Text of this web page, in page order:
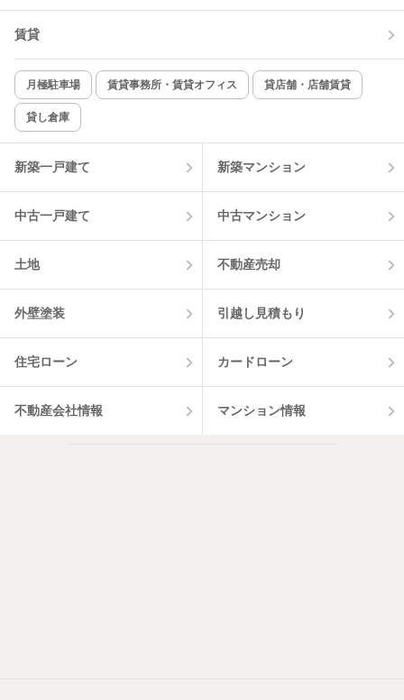
賃貸
月極駐車場 賃貸事務所・賃貸オフィス 貸店舗・店舗賃貸
貸し倉庫
新築一戸建て 新築マンション
中古一戸建て 中古マンション
土地 不動産売却
外壁塗装 引越し見積もり
住宅ローン カードローン
不動産会社情報 マンション情報